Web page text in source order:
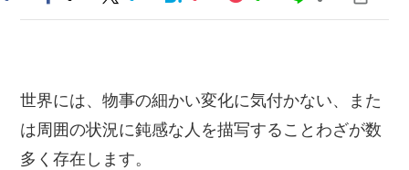
世界には、物事の細かい変化に気付かない、また
は周囲の状況に鈍感な人を描写することわざが数
多く存在します。